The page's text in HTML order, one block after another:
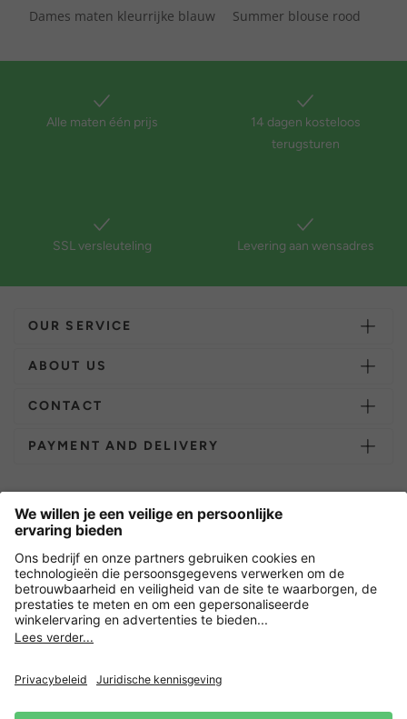
Dames maten kleurrijke blauw
Summer blouse rood
Alle maten één prijs
14 dagen kosteloos
terugsturen
SSL versleuteling Levering aan wensadres
OUR SERVICE
ABOUT US
CONTACT
PAYMENT AND DELIVERY
Nederland
Versleuteling met
Nieuwsbrief